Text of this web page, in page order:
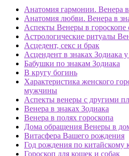
Анатомия гармонии. Венера
Анатомия любви. Венера в
Аспекты Венеры в гороскопе
Астрологические ритуалы
Асцедент, секс и брак
Асцендент в знаках Зодиака
Бабушки по знакам Зодиака
В кругу богинь
Характеристика женского
мужчины
Аспекты венеры с другими
Венера в знаках Зодиака
Венера в полях гороскопа
Дома обращения Венеры в
Витасфера Вашего рождения
Год рождения по китайскому
Гороскоп для кошек и собак